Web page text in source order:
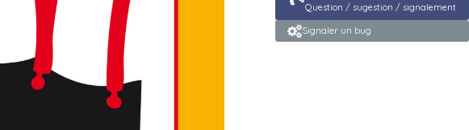
Question / sugestion / signalement
Signaler un bug